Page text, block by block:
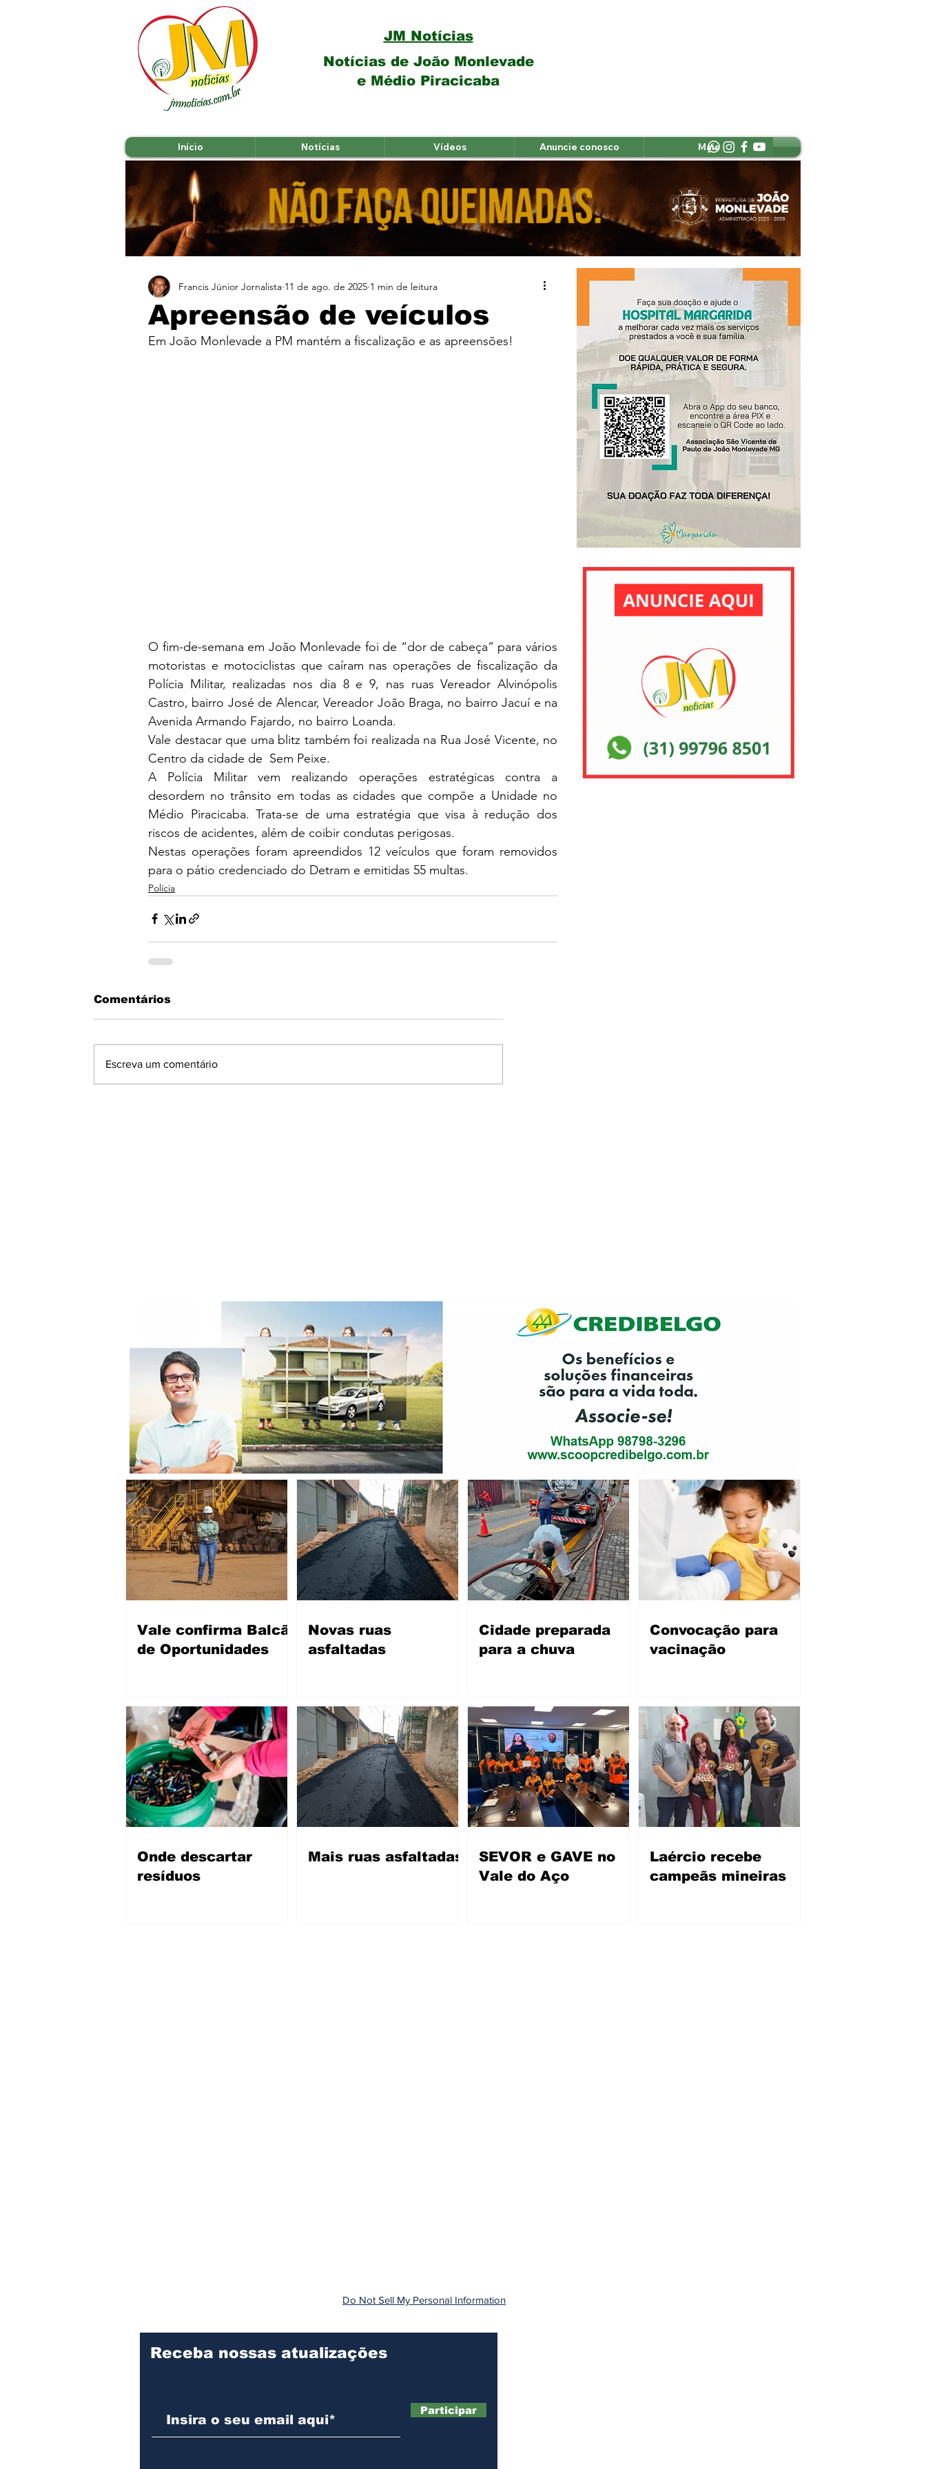
Notícias de João Monlevade
e Médio Piracicaba
JM Notícias
Início Notícias Vídeos Anuncie conosco Mais
Apreensão de veículos
Francis Júnior Jornalista 11 de ago. de 2025 1 min de leitura
Em João Monlevade a PM mantém a fiscalização e as apreensões!
O fim-de-semana em João Monlevade foi de “dor de cabeça” para vários
motoristas e motociclistas que caíram nas operações de fiscalização da
Polícia Militar, realizadas nos dia 8 e 9, nas ruas Vereador Alvinópolis
Castro, bairro José de Alencar, Vereador João Braga, no bairro Jacuí e na
Avenida Armando Fajardo, no bairro Loanda.
Vale destacar que uma blitz também foi realizada na Rua José Vicente, no
Centro da cidade de  Sem Peixe.
A Polícia Militar vem realizando operações estratégicas contra a
desordem no trânsito em todas as cidades que compõe a Unidade no
Médio Piracicaba. Trata-se de uma estratégia que visa à redução dos
riscos de acidentes, além de coibir condutas perigosas.
Nestas operações foram apreendidos 12 veículos que foram removidos
para o pátio credenciado do Detram e emitidas 55 multas.
Polícia
Comentários
Escreva um comentário
Vale confirma Balcão
de Oportunidades
Novas ruas
asfaltadas
Cidade preparada
para a chuva
Convocação para
vacinação
Onde descartar
resíduos
Mais ruas asfaltadas
SEVOR e GAVE no
Vale do Aço
Laércio recebe
campeãs mineiras
Do Not Sell My Personal Information
Receba nossas atualizações
Participar